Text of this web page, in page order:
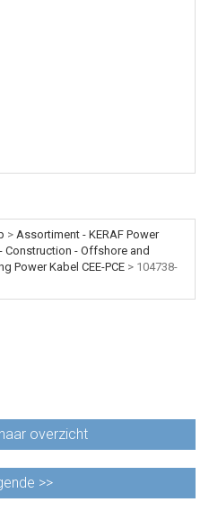
> Assortiment - KERAF Power
- Offshore and
Power Kabel CEE-PCE > 104738-
overzicht
>>